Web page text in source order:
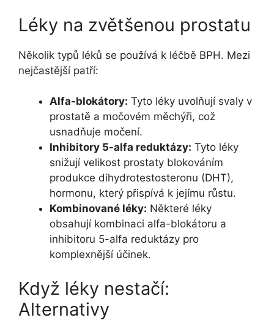
Léky na zvětšenou prostatu
Několik typů léků se používá k léčbě BPH. Mezi
nejčastější patří:
Alfa-blokátory: Tyto léky uvolňují svaly v
prostatě a močovém měchýři, což
usnadňuje močení.
Inhibitory 5-alfa reduktázy: Tyto léky
snižují velikost prostaty blokováním
produkce dihydrotestosteronu (DHT),
hormonu, který přispívá k jejímu růstu.
Kombinované léky: Některé léky
obsahují kombinaci alfa-blokátoru a
inhibitoru 5-alfa reduktázy pro
komplexnější účinek.
Když léky nestačí:
Alternativy